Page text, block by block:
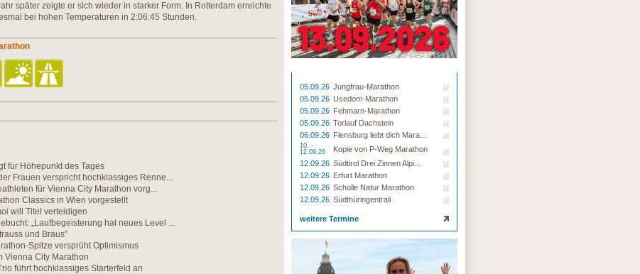
später zeigte er sich wieder in starker Form. In Rotterdam erreichte
bei hohen Temperaturen in 2:06:45 Stunden.
für Höhepunkt des Tages
Frauen verspricht hochklassiges Renne...
für Vienna City Marathon vorg...
Classics in Wien vorgestellt
will Titel verteidigen
„Laufbegeisterung hat neues Level ...
und Braus”
Spitze versprüht Optimismus
Vienna City Marathon
führt hochklassiges Starterfeld an
05.09.26 Jungfrau-Marathon
05.09.26 Usedom-Marathon
05.09.26 Fehmarn-Marathon
05.09.26 Torlauf Dachstein
06.09.26 Flensburg liebt dich Mara...
10. -
12.09.26
Kopie von P-Weg Marathon
12.09.26 Südtirol Drei Zinnen Alpi...
12.09.26 Erfurt Marathon
12.09.26 Scholle Natur Marathon
12.09.26 Südthüringentrail
weitere Termine